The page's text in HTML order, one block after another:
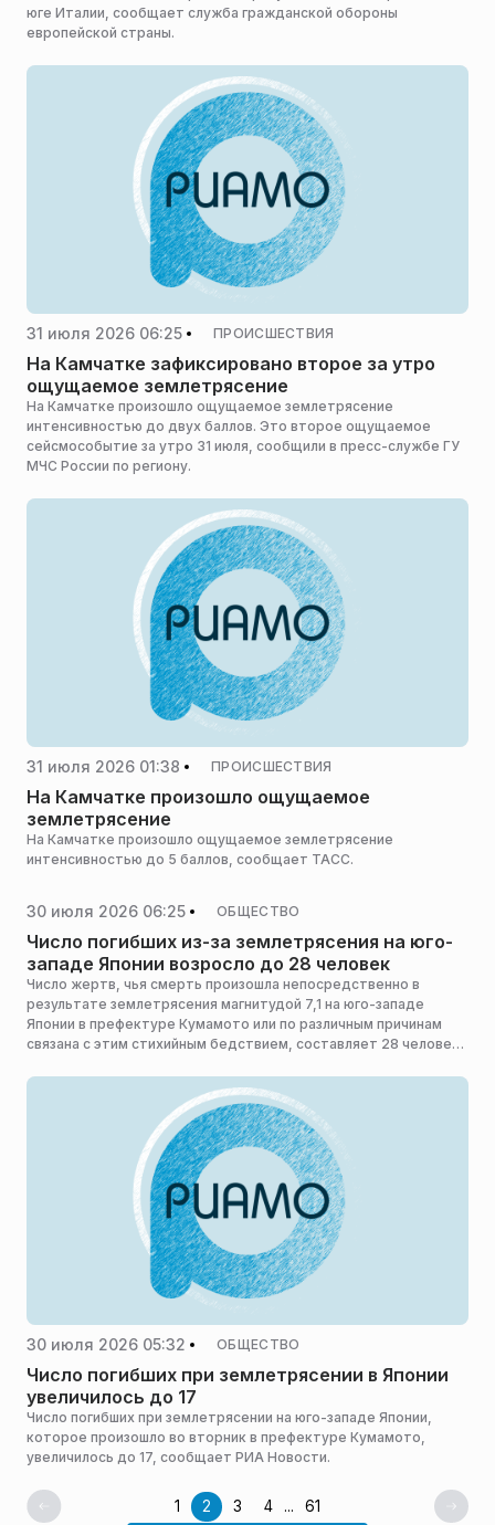
юге Италии, сообщает служба гражданской обороны
европейской страны.
31 июля 2026 06:25 ПРОИСШЕСТВИЯ
На Камчатке зафиксировано второе за утро
ощущаемое землетрясение
На Камчатке произошло ощущаемое землетрясение
интенсивностью до двух баллов. Это второе ощущаемое
сейсмособытие за утро 31 июля, сообщили в пресс-службе ГУ
МЧС России по региону.
31 июля 2026 01:38 ПРОИСШЕСТВИЯ
На Камчатке произошло ощущаемое
землетрясение
На Камчатке произошло ощущаемое землетрясение
интенсивностью до 5 баллов, сообщает ТАСС.
30 июля 2026 06:25 ОБЩЕСТВО
Число погибших из-за землетрясения на юго-
западе Японии возросло до 28 человек
Число жертв, чья смерть произошла непосредственно в
результате землетрясения магнитудой 7,1 на юго-западе
Японии в префектуре Кумамото или по различным причинам
связана с этим стихийным бедствием, составляет 28 человек,
30 июля 2026 05:32 ОБЩЕСТВО
Число погибших при землетрясении в Японии
увеличилось до 17
Число погибших при землетрясении на юго-западе Японии,
которое произошло во вторник в префектуре Кумамото,
увеличилось до 17, сообщает РИА Новости.
1 2 3 4 ... 61